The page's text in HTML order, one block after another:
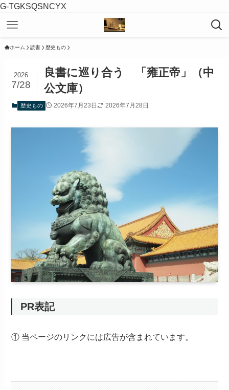
G-TGKSQSNCYX
ホーム 読書 歴史もの
良書に巡り合う 「雍正帝」（中
公文庫）
2026
7/28
歴史もの 2026年7月23日 2026年7月28日
PR表記
① 当ページのリンクには広告が含まれています。